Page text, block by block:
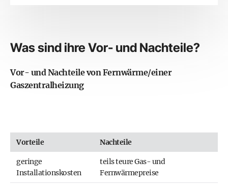
Was sind ihre Vor- und Nachteile?
Vor- und Nachteile von Fernwärme/einer
Gaszentralheizung
Vorteile Nachteile
geringe
Installationskosten
teils teure Gas- und
Fernwärmepreise